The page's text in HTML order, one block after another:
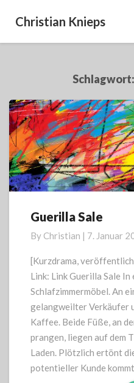
Christian Knieps
Schlagwort:
Guerilla
Guerilla Sale
By Christian | 7. Januar
[Kurzdrama,
Link: Link Guerilla Sale
Schlafzimmermöbel. An
gelangweilter Verkäufer
Kaffee. Beide Füße, an
prangen, liegen auf dem
Laden. Plötzlich ertönt
potentieller Kunde